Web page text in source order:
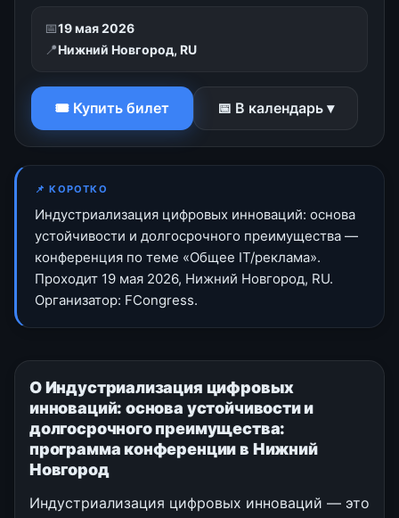
📅19 мая 2026
📍Нижний Новгород, RU
🎟 Купить билет 📅 В календарь ▾
📌 КОРОТКО
Индустриализация цифровых инноваций: основа
устойчивости и долгосрочного преимущества —
конференция по теме «Общее IT/реклама».
Проходит 19 мая 2026, Нижний Новгород, RU.
Организатор: FCongress.
О Индустриализация цифровых
инноваций: основа устойчивости и
долгосрочного преимущества:
программа конференции в Нижний
Новгород
Индустриализация цифровых инноваций — это